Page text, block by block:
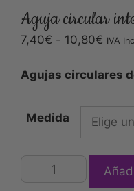
Aguja circular
7,40€ - 10,80€ IVA
Agujas circulares
Medida